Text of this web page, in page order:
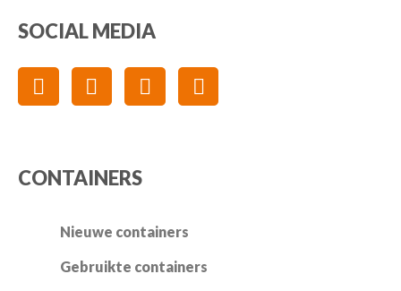
SOCIAL MEDIA
CONTAINERS
Nieuwe containers
Gebruikte containers
Nederlands